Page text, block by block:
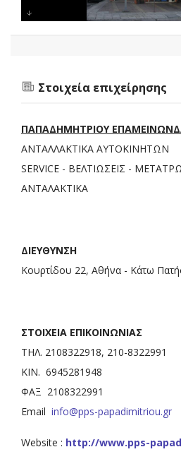
Στοιχεία επιχείρησης
ΠΑΠΑΔΗΜΗΤΡΙΟΥ
ΑΝΤΑΛΛΑΚΤΙΚΑ ΑΥΤΟΚΙΝΗΤΩΝ
SERVICE - ΒΕΛΤΙΩΣΕΙΣ -
ΑΝΤΑΛΑΚΤΙΚΑ
ΔΙΕΥΘΥΝΣΗ
Κουρτίδου 22, Αθήνα - Κάτω
ΣΤΟΙΧΕΙΑ ΕΠΙΚΟΙΝΩΝΙΑΣ
ΤΗΛ. 2108322918, 210-8322991
ΚΙΝ. 6945281948
ΦΑΞ 2108322991
Email info@pps-papadimitriou.gr
Website : http://www.pps-